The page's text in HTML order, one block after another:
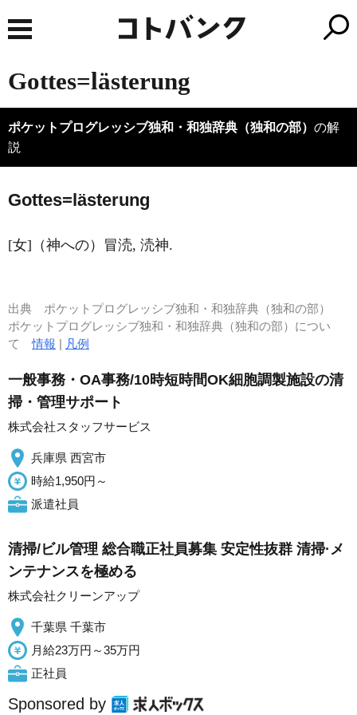
Gottes=lästerung
ポケットプログレッシブ独和・和独辞典（独和の部） の解
説
Gottes=lästerung
[女]（神への）冒涜, 涜神.
出典 ポケットプログレッシブ独和・和独辞典（独和の部）
ポケットプログレッシブ独和・和独辞典（独和の部）につい
て情報 | 凡例
一般事務・OA事務/10時短時間OK細胞調製施設の清
掃・管理サポート
株式会社スタッフサービス
兵庫県 西宮市
時給1,950円～
派遣社員
清掃/ビル管理 総合職正社員募集 安定性抜群 清掃·メ
ンテナンスを極める
株式会社クリーンアップ
千葉県 千葉市
月給23万円～35万円
正社員
Sponsored by